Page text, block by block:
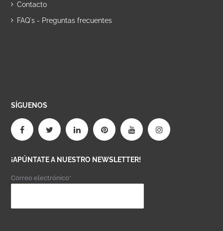
Contacto
FAQ´s - Preguntas frecuentes
SÍGUENOS
¡APÚNTATE A NUESTRO NEWSLETTER!
Correo electrónico*